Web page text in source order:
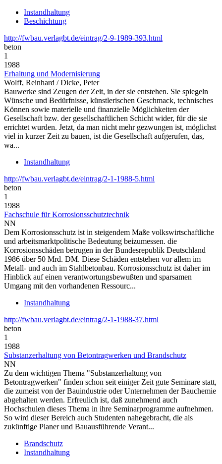
Instandhaltung
Beschichtung
http://fwbau.verlagbt.de/eintrag/2-9-1989-393.html
beton
1
1988
Erhaltung und Modernisierung
Wolff, Reinhard / Dicke, Peter
Bauwerke sind Zeugen der Zeit, in der sie entstehen. Sie spiegeln
Wünsche und Bedürfnisse, künstlerischen Geschmack, technisches
Können sowie materielle und finanzielle Möglichkeiten der
Gesellschaft bzw. der gesellschaftlichen Schicht wider, für die sie
errichtet wurden. Jetzt, da man nicht mehr gezwungen ist, möglichst
viel in kurzer Zeit zu bauen, ist die Gesellschaft aufgerufen, das,
wa...
Instandhaltung
http://fwbau.verlagbt.de/eintrag/2-1-1988-5.html
beton
1
1988
Fachschule für Korrosionsschutztechnik
NN
Dem Korrosionsschutz ist in steigendem Maße volkswirtschaftliche
und arbeitsmarktpolitische Bedeutung beizumessen. die
Korrosionsschäden betrugen in der Bundesrepublik Deutschland
1986 über 50 Mrd. DM. Diese Schäden entstehen vor allem im
Metall- und auch im Stahlbetonbau. Korrosionsschutz ist daher im
Hinblick auf einen verantwortungsbewußten und sparsamen
Umgang mit den vorhandenen Ressourc...
Instandhaltung
http://fwbau.verlagbt.de/eintrag/2-1-1988-37.html
beton
1
1988
Substanzerhaltung von Betontragwerken und Brandschutz
NN
Zu dem wichtigen Thema "Substanzerhaltung von
Betontragwerken" finden schon seit einiger Zeit gute Seminare statt,
die zumeist von der Bauindustrie oder Unternehmen der Bauchemie
abgehalten werden. Erfreulich ist, daß zunehmend auch
Hochschulen dieses Thema in ihre Seminarprogramme aufnehmen.
So wird dieser Bereich auch Studenten nahegebracht, die als
zukünftige Planer und Bauausführende Verant...
Brandschutz
Instandhaltung